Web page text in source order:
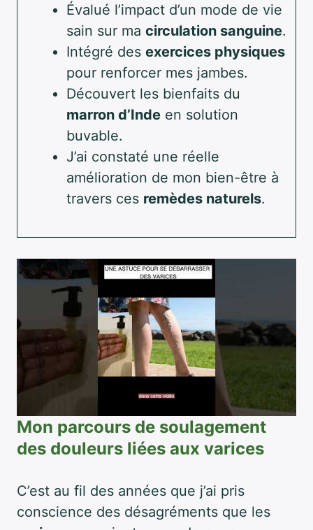
Évalué l’impact d’un mode de vie
sain sur ma circulation sanguine.
Intégré des exercices physiques
pour renforcer mes jambes.
Découvert les bienfaits du
marron d’Inde en solution
buvable.
J’ai constaté une réelle
amélioration de mon bien-être à
travers ces remèdes naturels.
Mon parcours de soulagement
des douleurs liées aux varices
C’est au fil des années que j’ai pris
conscience des désagréments que les